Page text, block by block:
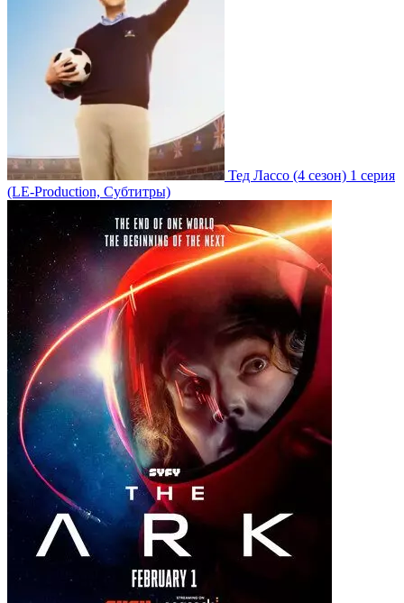
Тед Лассо (4 сезон) 1 серия
(LE-Production, Субтитры)